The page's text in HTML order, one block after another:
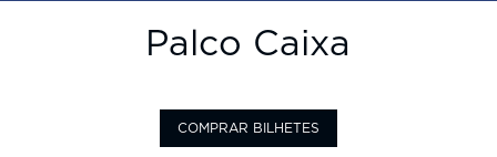
Informações
Palco Caixa
COMPRAR BILHETES